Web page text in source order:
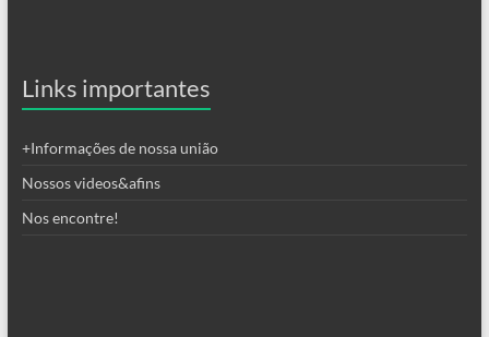
Links importantes
+Informações de nossa união
Nossos videos&afins
Nos encontre!